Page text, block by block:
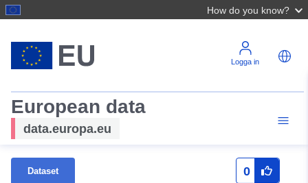
How do you know?
Logga in
European data
data.europa.eu
Dataset 0